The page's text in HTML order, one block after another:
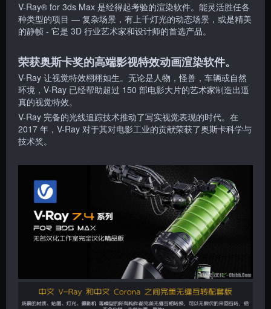
V-Ray® for 3ds Max 是经得起考验的渲染软件。能灵活胜任各
种类型的项目 — 复杂场景，有上千灯光的动态场景，或是精美
的静帧 - 它是 3D 行业艺术家和设计师的首选产品。
荣获奥斯卡奖的高端影视特效动画渲染软件。
V-Ray 让视觉特效栩栩如生。无论是人物，怪兽，车辆或自然
环境，V-Ray 已经帮助超过 150 部电影大片的艺术家制造出逼
真的视觉特效。
V-Ray 完备的光线追踪技术推动了写实视觉表现的时代。在
2017 年，V-Ray 对于其对电影工业的贡献荣获了奥斯卡科学与
技术奖。